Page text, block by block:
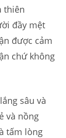
thiên
đầy mệt
được cảm
chứ không
sâu và
và nồng
tấm lòng